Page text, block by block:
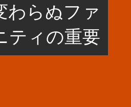
わらぬファ
ティの重要